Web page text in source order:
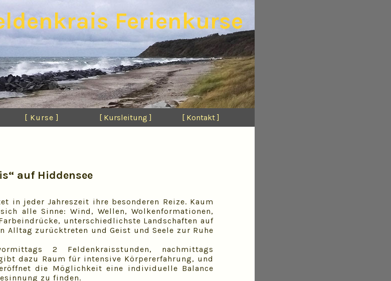
Ferienkurse
[ Kurse ] [ Kursleitung ] [ Kontakt ]
auf Hiddensee
in jeder Jahreszeit ihre besonderen Reize. Kaum
alle Sinne: Wind, Wellen, Wolkenformationen,
unterschiedlichste Landschaften auf
Alltag zurücktreten und Geist und Seele zur Ruhe
2 Feldenkraisstunden, nachmittags
dazu Raum für intensive Körpererfahrung, und
die Möglichkeit eine individuelle Balance
zu finden.